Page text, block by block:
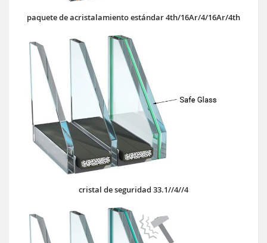
paquete de acristalamiento estándar 4th/16Ar/4/16Ar/4th
cristal de seguridad 33.1//4//4